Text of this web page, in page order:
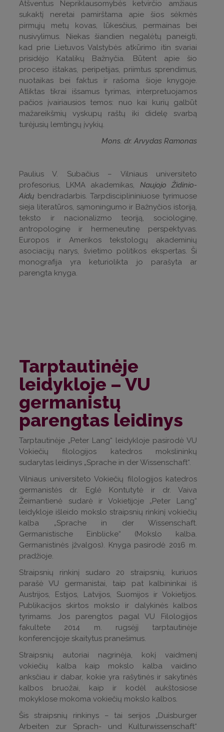
Atšventus Nepriklausomybės ketvirčio amžiaus
sukaktį neretai pamirštama apie šios sėkmės
pirmųjų metų kovas, lūkesčius, permainas bei
nusivylimus. Niekas šiandien negalėtų paneigti,
kad prie Lietuvos Valstybės atkūrimo itin svariai
prisidėjo Katalikų Bažnyčia. Būtent apie šio
proceso ištakas, peripetijas, priimtus sprendimus,
nuotaikas bei faktus ir rašoma šioje knygoje.
Atliktas tikrai išsamus tyrimas, interpretuojamos
pačios įvairiausios temos: nuo kai kurių galbūt
mažareikšmių vyskupų raštų iki didelę svarbą
turėjusių lemtingų įvykių.
Mons. dr. Arvydas Ramonas
Paulius V. Subačius – Vilniaus universiteto
profesorius, LKMA akademikas, Naujojo Židinio-
Aidų bendradarbis. Tarpdisciplininiuose tyrimuose
sieja literatūros, sąmoningumo ir Bažnyčios istoriją,
teksto ir nacionalizmo teoriją, sociologinę,
antropologinę ir hermeneutinę perspektyvas.
Europos ir Amerikos tekstologų akademinių
asociacijų narys, švietimo politikos ekspertas. Ši
monografija yra keturiolikta jo parašyta ar
parengta knyga.
Tarptautinėje
leidykloje – VU
germanistų
parengtas leidinys
Tarptautinėje „Peter Lang“ leidykloje pasirodė VU
Vokiečių filologijos katedros mokslininkų
sudarytas leidinys „Sprache in der Wissenschaft“.
Vilniaus universiteto Vokiečių filologijos katedros
germanistės dr. Eglė Kontutytė ir dr. Vaiva
Žeimantienė sudarė ir Vokietijoje „Peter Lang“
leidykloje išleido mokslo straipsnių rinkinį vokiečių
kalba „Sprache in der Wissenschaft.
Germanistische Einblicke“ (Mokslo kalba.
Germanistinės įžvalgos). Knyga pasirodė 2016 m.
pradžioje.
Straipsnių rinkinį sudaro 20 straipsnių, kuriuos
parašė VU germanistai, taip pat kalbininkai iš
Austrijos, Estijos, Latvijos, Suomijos ir Vokietijos.
Publikacijos skirtos mokslo ir dalykinės kalbos
tyrimams. Jos parengtos pagal VU Filologijos
fakultete 2014 m. rugsėjį tarptautinėje
konferencijoje skaitytus pranešimus.
Straipsnių autoriai nagrinėja, kokį vaidmenį
vokiečių kalba kaip mokslo kalba vaidino
anksčiau ir dabar, kokie yra rašytinės ir sakytinės
kalbos bruožai, kaip ir kodėl aukštosiose
mokyklose mokoma vokiečių mokslo kalbos.
Šis straipsnių rinkinys – tai serijos „Duisburger
Arbeiten zur Sprach- und Kulturwissenschaft“